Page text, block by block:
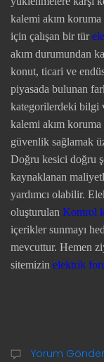
kalemi akım koruma
için çalışan bir tür
akım durumundan
konut, ticari ve
piyasada bulunan
kategorilerdeki bilgi
kalemi akım
güvenlik sağlamak
Doğru kesici doğru
kaynaklanan
yardımcı olabilir.
oluşturulan Kontrol
içerikler sunmayı
mevcuttur. Hemen
sitemizin elektrik
Yorum Gönder